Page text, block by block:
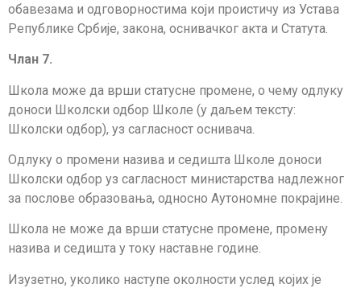
обавезама и одговорностима који проистичу из Устава
Републике Србије, закона, оснивачког акта и Статута.
Члан 7.
Школа може да врши статусне промене, о чему одлуку
доноси Школски одбор Школе (у даљем тексту:
Школски одбор), уз сагласност оснивача.
Одлуку о промени назива и седишта Школе доноси
Школски одбор уз сагласност министарства надлежног
за послове образовања, односно Аутономне покрајине.
Школа не може да врши статусне промене, промену
назива и седишта у току наставне године.
Изузетно, уколико наступе околности услед којих је